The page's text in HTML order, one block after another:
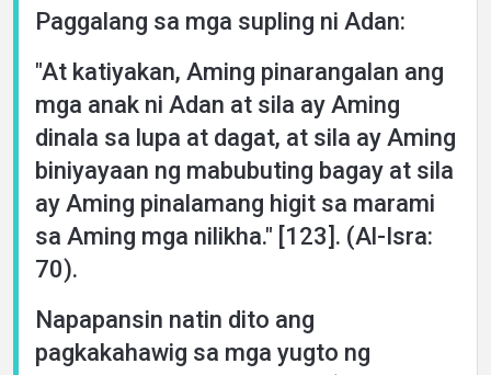
Paggalang sa mga supling ni Adan:
"At katiyakan, Aming pinarangalan ang
mga anak ni Adan at sila ay Aming
dinala sa lupa at dagat, at sila ay Aming
biniyayaan ng mabubuting bagay at sila
ay Aming pinalamang higit sa marami
sa Aming mga nilikha." [123]. (Al-Isra:
70).
Napapansin natin dito ang
pagkakahawig sa mga yugto ng